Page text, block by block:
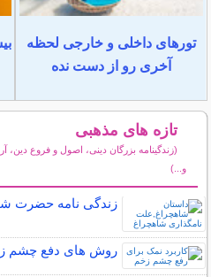
تورهای داخلی و خارجی لحظه
آخری رو از دست نده
تازه های مذهبی
(زندگینامه بزرگان دینی، اصول و فروع
و...)
زندگی نامه حضرت
روش های دفع چشم